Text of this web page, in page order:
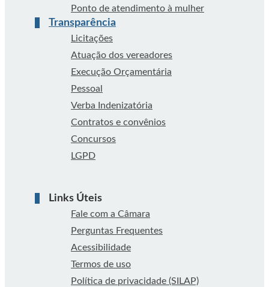
Ponto de atendimento à mulher
Transparência
Licitações
Atuação dos vereadores
Execução Orçamentária
Pessoal
Verba Indenizatória
Contratos e convênios
Concursos
LGPD
Links Úteis
Fale com a Câmara
Perguntas Frequentes
Acessibilidade
Termos de uso
Política de privacidade (SILAP)